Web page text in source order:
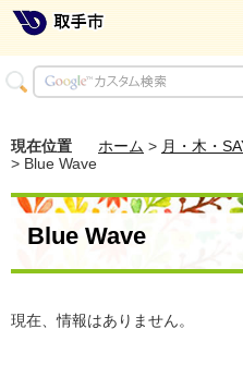
現在位置 ホーム > 月・木・
> Blue Wave
Blue Wave
現在、情報はありません。